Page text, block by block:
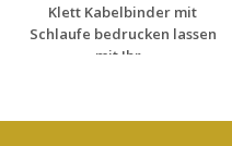
Klett Kabelbinder mit
Schlaufe bedrucken lassen
mit Ihr...
anfragen